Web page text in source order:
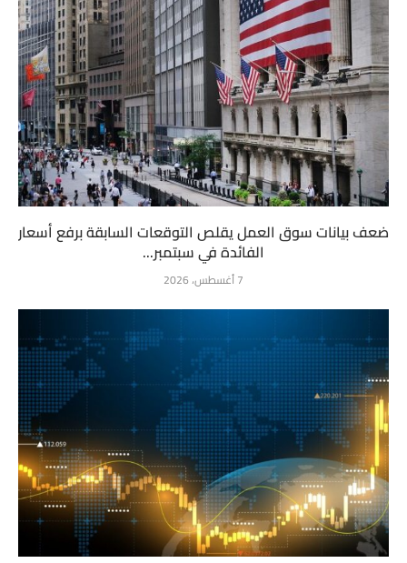
ضعف بيانات سوق العمل يقلص التوقعات السابقة برفع أسعار
الفائدة في سبتمبر...
7 أغسطس، 2026